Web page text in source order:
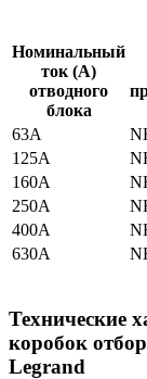
Номинальный
ток (A)
отводного
блока
63A
125A
160A
250A
400A
630A
Технические
коробок
Legrand